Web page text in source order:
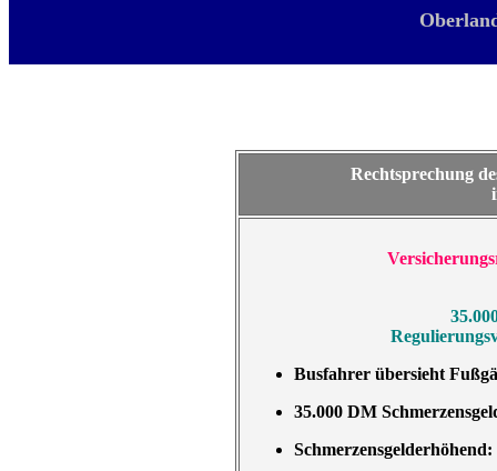
O
Rechtsprechung
Busfahrer übersieht
35.000 DM